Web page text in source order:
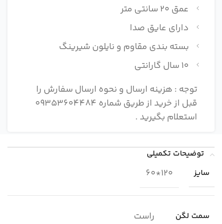
عمق 20 سانتی متر
دارای عایق صدا
بسته بندی مقاوم و نایلون شیرینگ
10 سال گارانتی
توجه : هزینه ارسال و نحوه ارسال سفارش را
قبل از خرید از طریق شماره 09353604484
استعلام بگیرید .
توضیحات تکمیلی
سایز
120*60
سمت لگن راست